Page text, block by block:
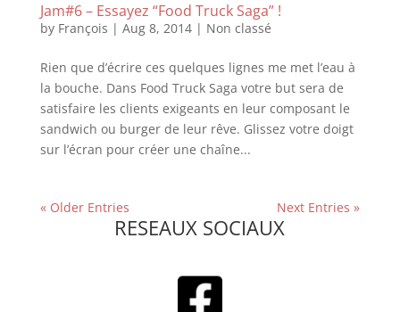
Jam#6 – Essayez “Food Truck Saga” !
by François | Aug 8, 2014| Non classé
Rien que d’écrire ces quelques lignes me met l’eau à
la bouche. Dans Food Truck Saga votre but sera de
satisfaire les clients exigeants en leur composant le
sandwich ou burger de leur rêve. Glissez votre doigt
sur l’écran pour créer une chaîne...
« Older Entries Next Entries »
RESEAUX SOCIAUX